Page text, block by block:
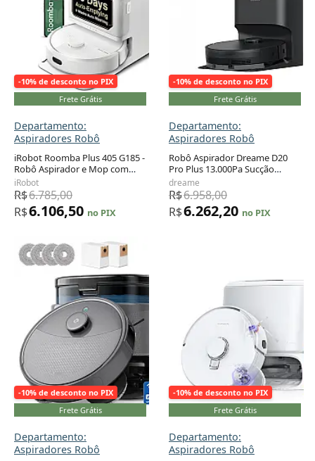
-10% de desconto no PIX
Frete Grátis
Departamento:
Aspiradores Robô
iRobot Roomba Plus 405 G185 -
Robô Aspirador e Mop com
AutoWash, Navegação LiDAR e
Autolimpeza
iRobot
R$6.785,00
R$6.106,50 no PIX
-10% de desconto no PIX
Frete Grátis
Departamento:
Aspiradores Robô
Robô Aspirador Dreame D20
Pro Plus 13.000Pa Sucção
DuoBrush Esvaziamento
Automático Preto
dreame
R$6.958,00
R$6.262,20 no PIX
-10% de desconto no PIX
Frete Grátis
Departamento:
Aspiradores Robô
Adicionar ao carrinho
-10% de desconto no PIX
Frete Grátis
Departamento:
Aspiradores Robô
Adicionar ao carrinho